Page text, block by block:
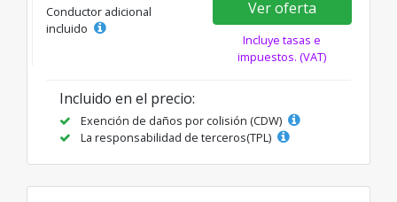
Conductor adicional
incluido
Ver oferta
Incluye tasas e
impuestos. (VAT)
Incluido en el precio:
Exención de daños por colisión (CDW)
La responsabilidad de terceros(TPL)